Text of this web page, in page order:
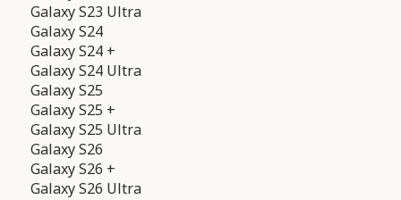
Galaxy S23 Ultra
Galaxy S24
Galaxy S24 +
Galaxy S24 Ultra
Galaxy S25
Galaxy S25 +
Galaxy S25 Ultra
Galaxy S26
Galaxy S26 +
Galaxy S26 Ultra